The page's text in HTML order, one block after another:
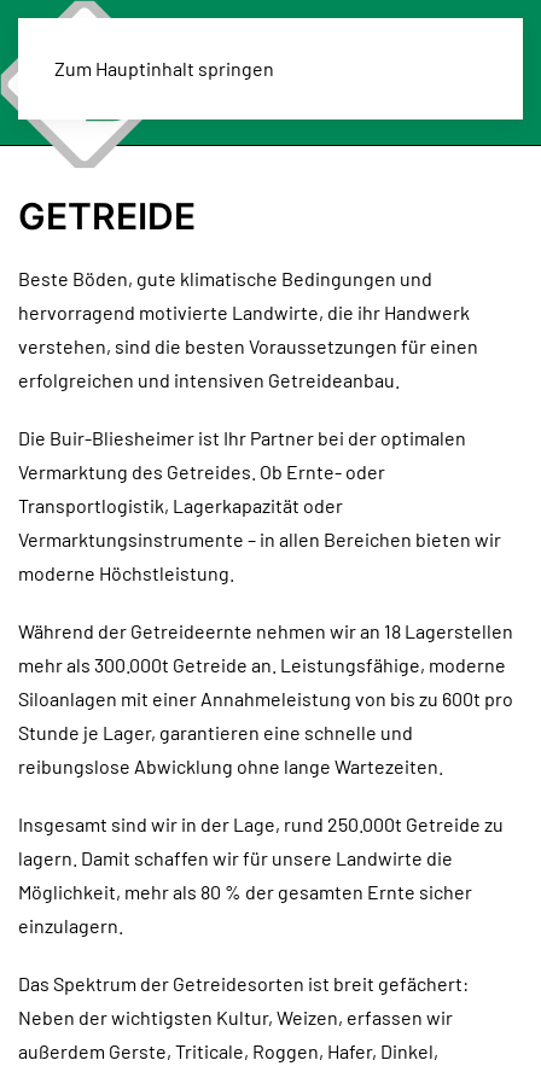
Zum Hauptinhalt springen
GETREIDE
Beste Böden, gute klimatische Bedingungen und
hervorragend motivierte Landwirte, die ihr Handwerk
verstehen, sind die besten Voraussetzungen für einen
erfolgreichen und intensiven Getreideanbau.
Die Buir-Bliesheimer ist Ihr Partner bei der optimalen
Vermarktung des Getreides. Ob Ernte- oder
Transportlogistik, Lagerkapazität oder
Vermarktungsinstrumente – in allen Bereichen bieten wir
moderne Höchstleistung.
Während der Getreideernte nehmen wir an 18 Lagerstellen
mehr als 300.000t Getreide an. Leistungsfähige, moderne
Siloanlagen mit einer Annahmeleistung von bis zu 600t pro
Stunde je Lager, garantieren eine schnelle und
reibungslose Abwicklung ohne lange Wartezeiten.
Insgesamt sind wir in der Lage, rund 250.000t Getreide zu
lagern. Damit schaffen wir für unsere Landwirte die
Möglichkeit, mehr als 80 % der gesamten Ernte sicher
einzulagern.
Das Spektrum der Getreidesorten ist breit gefächert:
Neben der wichtigsten Kultur, Weizen, erfassen wir
außerdem Gerste, Triticale, Roggen, Hafer, Dinkel,